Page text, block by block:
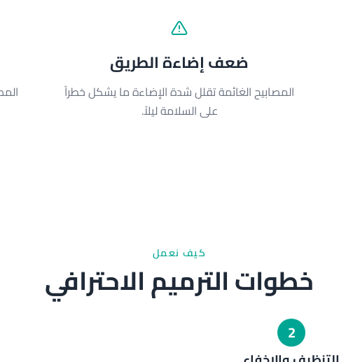
ضعف إضاءة الطريق
المصابيح الغائمة تقلل شدة الإضاءة ما يشكل خطراً
على السلامة ليلاً.
كيف نعمل
خطوات الترميم الاحترافي
2